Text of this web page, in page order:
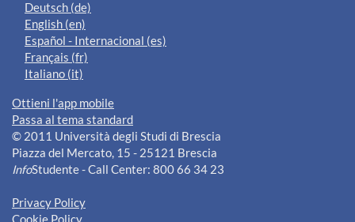
Deutsch ‎(de)‎
English ‎(en)‎
Español - Internacional ‎(es)‎
Français ‎(fr)‎
Italiano ‎(it)‎
Ottieni l'app mobile
Passa al tema standard
© 2011 Università degli Studi di Brescia
Piazza del Mercato, 15 - 25121 Brescia
InfoStudente - Call Center: 800 66 34 23
Privacy Policy
Cookie Policy